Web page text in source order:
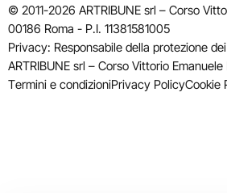
© 2011-2026 ARTRIBUNE srl – Corso
00186 Roma - P.I. 11381581005
Privacy: Responsabile della protezione
ARTRIBUNE srl – Corso Vittorio
Termini e condizioniPrivacy PolicyCookie